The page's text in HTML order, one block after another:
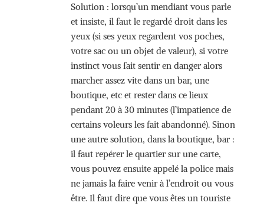
Solution : lorsqu’un mendiant vous parle
et insiste, il faut le regardé droit dans les
yeux (si ses yeux regardent vos poches,
votre sac ou un objet de valeur), si votre
instinct vous fait sentir en danger alors
marcher assez vite dans un bar, une
boutique, etc et rester dans ce lieux
pendant 20 à 30 minutes (l’impatience de
certains voleurs les fait abandonné). Sinon
une autre solution, dans la boutique, bar :
il faut repérer le quartier sur une carte,
vous pouvez ensuite appelé la police mais
ne jamais la faire venir à l’endroit ou vous
être. Il faut dire que vous êtes un touriste